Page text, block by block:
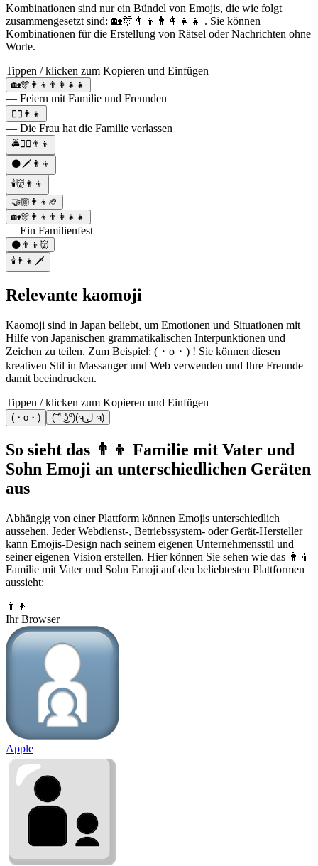
Kombinationen sind nur ein Bündel von Emojis, die wie folgt
zusammengesetzt sind: 🏡🎊👨‍👦👨‍👩‍👧‍👧 . Sie können
Kombinationen für die Erstellung von Rätsel oder Nachrichten ohne
Worte.
Tippen / klicken zum Kopieren und Einfügen
🏡🎊👨‍👦👨‍👩‍👧‍👧
— Feiern mit Familie und Freunden
🏃‍♀️👨‍👦
— Die Frau hat die Familie verlassen
🚔👮‍♀️👨‍👦
🌑🗡️👨‍👦
🕯️👹👨‍👦
🤝🏼👨‍👦🏈
🏡🎊👨‍👦👨‍👩‍👧‍👧
— Ein Familienfest
🌑👨‍👦👹
🕯️👨‍👦🗡️
Relevante kaomoji
Kaomoji sind in Japan beliebt, um Emotionen und Situationen mit
Hilfe von Japanischen grammatikalischen Interpunktionen und
Zeichen zu teilen. Zum Beispiel: (・o・) ! Sie können diesen
kreativen Stil in Massanger und Web verwenden und Ihre Freunde
damit beeindrucken.
Tippen / klicken zum Kopieren und Einfügen
(・o・) (͝ ° ͜ʖº)(ຈ ل͜ ຈ)
So sieht das 👨‍👦 Familie mit Vater und
Sohn Emoji an unterschiedlichen Geräten
aus
Abhängig von einer Plattform können Emojis unterschiedlich
aussehen. Jeder Webdienst-, Betriebssystem- oder Gerät-Hersteller
kann Emojis-Design nach seinem eigenen Unternehmensstil und
seiner eigenen Vision erstellen. Hier können Sie sehen wie das 👨‍👦
Familie mit Vater und Sohn Emoji auf den beliebtesten Plattformen
aussieht:
👨‍👦
Ihr Browser
Apple